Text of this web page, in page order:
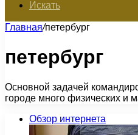
Искать
Главная/петербург
петербург
Основной задачей
городе много физических
Обзор интернета